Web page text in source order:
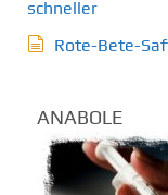
schneller
Rote-Bete-
ANABOLE